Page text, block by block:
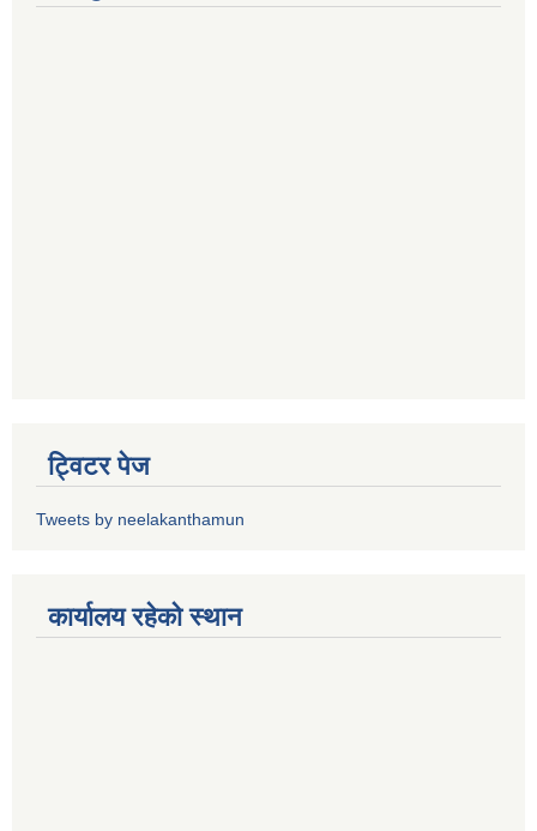
ट्विटर पेज
Tweets by neelakanthamun
कार्यालय रहेको स्थान